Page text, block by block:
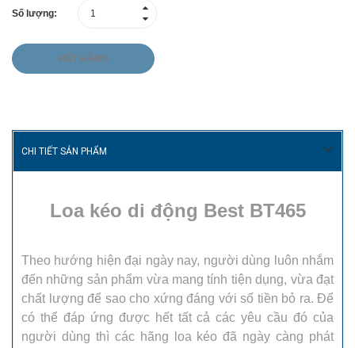
Số lượng:
HẾT HÀNG
CHI TIẾT SẢN PHẨM
Loa kéo di động Best BT465
Theo hướng hiện đại ngày nay, người dùng luôn nhắm
đến những sản phẩm vừa mang tính tiện dụng, vừa đạt
chất lượng để sao cho xứng đáng với số tiền bỏ ra. Để
có thể đáp ứng được hết tất cả các yêu cầu đó của
người dùng thì các hãng loa kéo đã ngày càng phát